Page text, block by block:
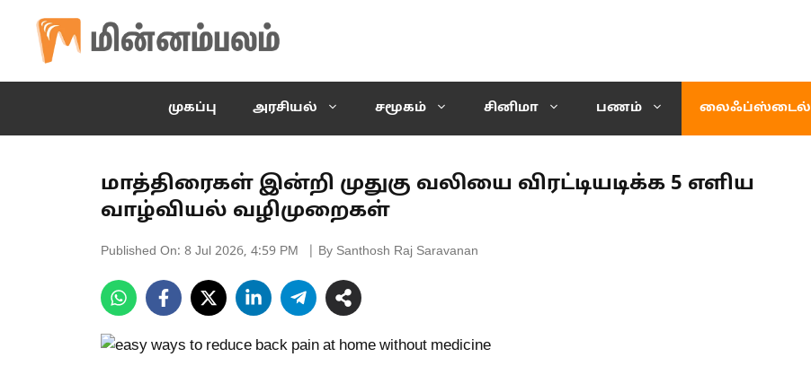
content
முகப்பு அரசியல் சமூகம் சினிமா பணம் லைஃப்ஸ்டைல்
மாத்திரைகள் இன்றி முதுகு வலியை விரட்டியடிக்க 5 எளிய
வாழ்வியல் வழிமுறைகள்
Published On: 8 Jul 2026, 4:59 PM | By Santhosh Raj Saravanan